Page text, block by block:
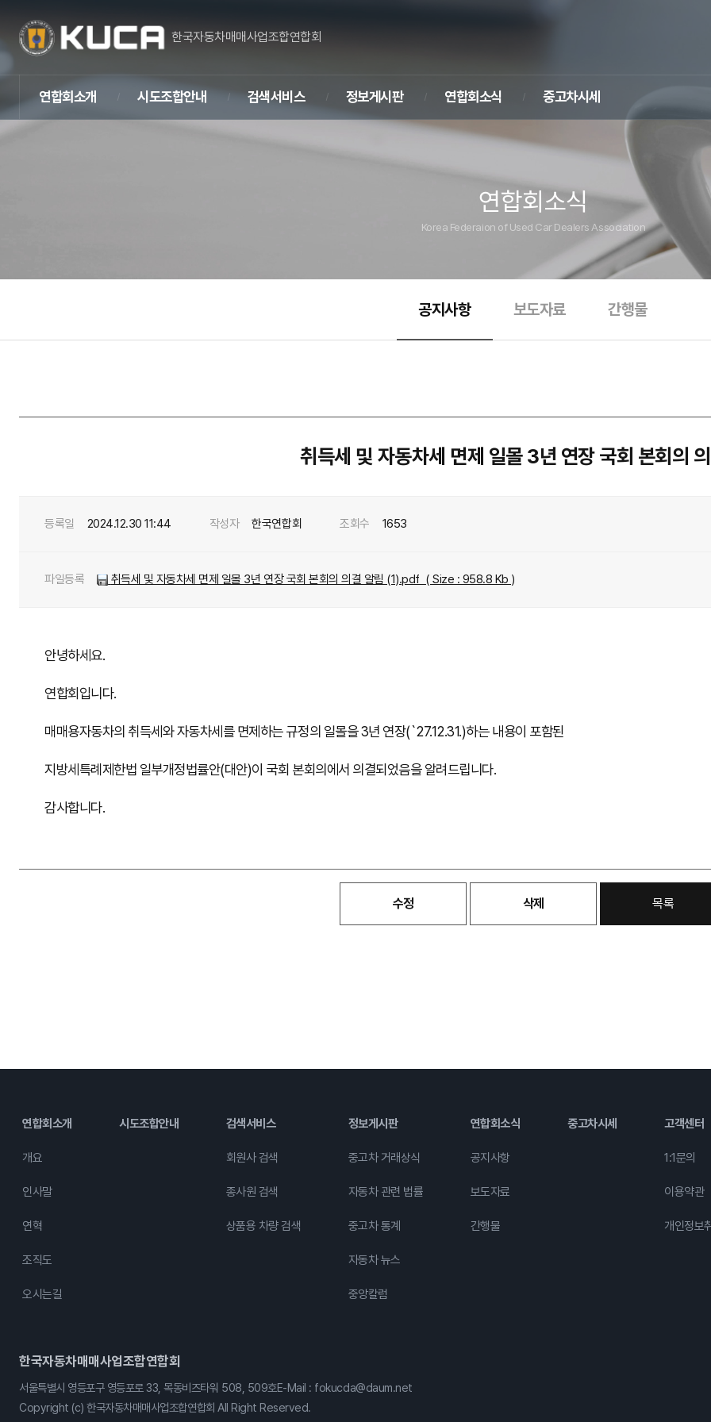
한국자동차매매사업조합연합회
연합회소개 시도조합안내 검색서비스 정보게시판 연합회소식 중고차시세
연합회소식
Korea Federaion of Used Car Dealers Association
공지사항 보도자료 간행물
취득세 및 자동차세 면제 일몰 3년 연장 국회 본회의
등록일 2024.12.30 11:44 작성자 한국연합회 조회수 1653
파일등록 취득세 및 자동차세 면제 일몰 3년 연장 국회 본회의 의결 알림 (1).pdf ( Size : 958.8 Kb )
안녕하세요.
연합회입니다.
매매용자동차의 취득세와 자동차세를 면제하는 규정의 일몰을 3년 연장(`27.12.31.)하는 내용이 포함된
지방세특례제한법 일부개정법률안(대안)이 국회 본회의에서 의결되었음을 알려드립니다.
감사합니다.
수정 삭제 목록
연합회소개
개요
인사말
연혁
조직도
오시는길
시도조합안내 검색서비스
회원사 검색
종사원 검색
상품용 차량 검색
정보게시판
중고차 거래상식
자동차 관련 법률
중고차 통계
자동차 뉴스
중앙칼럼
연합회소식
공지사항
보도자료
간행물
중고차시세 고객센터
1:1문의
이용약관
개인정보
한국자동차매매사업조합연합회
서울특별시 영등포구 영등포로 33, 목동비즈타워 508, 509호E-Mail : fokucda@daum.net
Copyright (c) 한국자동차매매사업조합연합회 All Right Reserved.